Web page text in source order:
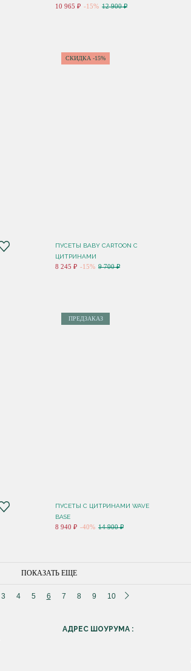
10 965 ₽ -15% 12 900 ₽
СКИДКА -15%
ПУСЕТЫ BABY CARTOON С
ЦИТРИНАМИ
8 245 ₽ -15% 9 700 ₽
ПРЕДЗАКАЗ
ПУСЕТЫ С ЦИТРИНАМИ WAVE
BASE
8 940 ₽ -40% 14 900 ₽
ПОКАЗАТЬ ЕЩЕ
3 4 5 6 7 8 9 10
АДРЕС ШОУРУМА :